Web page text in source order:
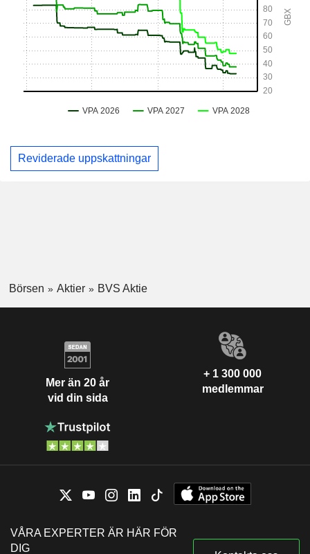
Reviderade uppskattningar
Börsen Aktier BVS Aktie
Mer än 20 år
vid din sida
+ 1 300 000
medlemmar
VÅRA EXPERTER ÄR HÄR FÖR
DIG